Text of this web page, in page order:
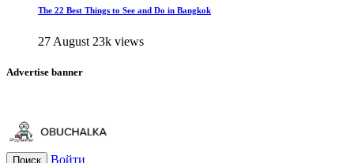
The 22 Best Things to See and Do in Bangkok
27 August 23k views
Advertise banner
Поиск Войти